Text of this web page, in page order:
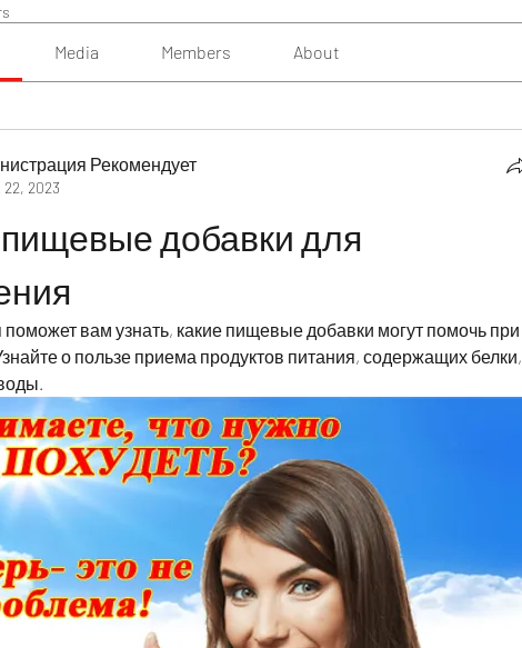
Media Members About
Рекомендует
22, 2023
добавки для
вам узнать, какие пищевые добавки могут помочь при
о пользе приема продуктов питания, содержащих белки,